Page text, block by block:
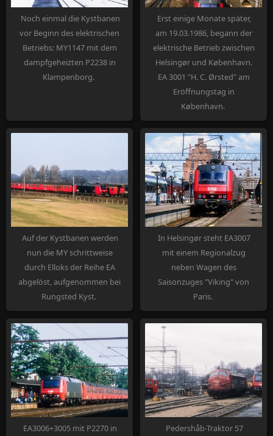
blankgehalten werden.
Noch einmal die Kystbanen
vor Beginn des elektrischen
Betriebs: MY1147 mit dem
dampfgeheizten P2238 in
Klampenborg.
Erst einige Monate später,
am 19.03.1986, begann der
elektrische Betrieb zwischen
Helsingør und København.
EA 3001 "H. C. Ørsted" am
Eröffnungstag in
København.
Auf der Kystbanen werden
nun die MY schrittweise
durch Elloks der Reihe EA
abgelöst, aufgenommen bei
Rungsted Kyst.
In Helsingør steht EA3007
mit einem Regionalzug
neben Wagen des
Saisonzuges "Viking" von
Paris.
EA3006+3005 mit P2270 in
Pedershåb-Traktor 57